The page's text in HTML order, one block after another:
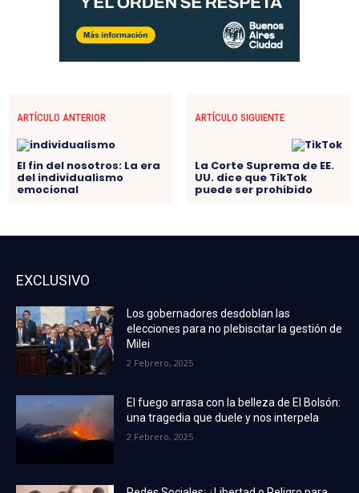
ARTÍCULO ANTERIOR
El fin del nosotros: La era
del individualismo
emocional
ARTÍCULO SIGUIENTE
La Corte Suprema de EE.
UU. dice que TikTok
puede ser prohibido
EXCLUSIVO
Los gobernadores desdoblan las
elecciones para no plebiscitar la gestión de
Milei
2 Febrero, 2025
El fuego arrasa con la belleza de El Bolsón:
una tragedia que duele y nos interpela
2 Febrero, 2025